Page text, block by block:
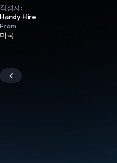
작성자:
Handy Hire
From
미국